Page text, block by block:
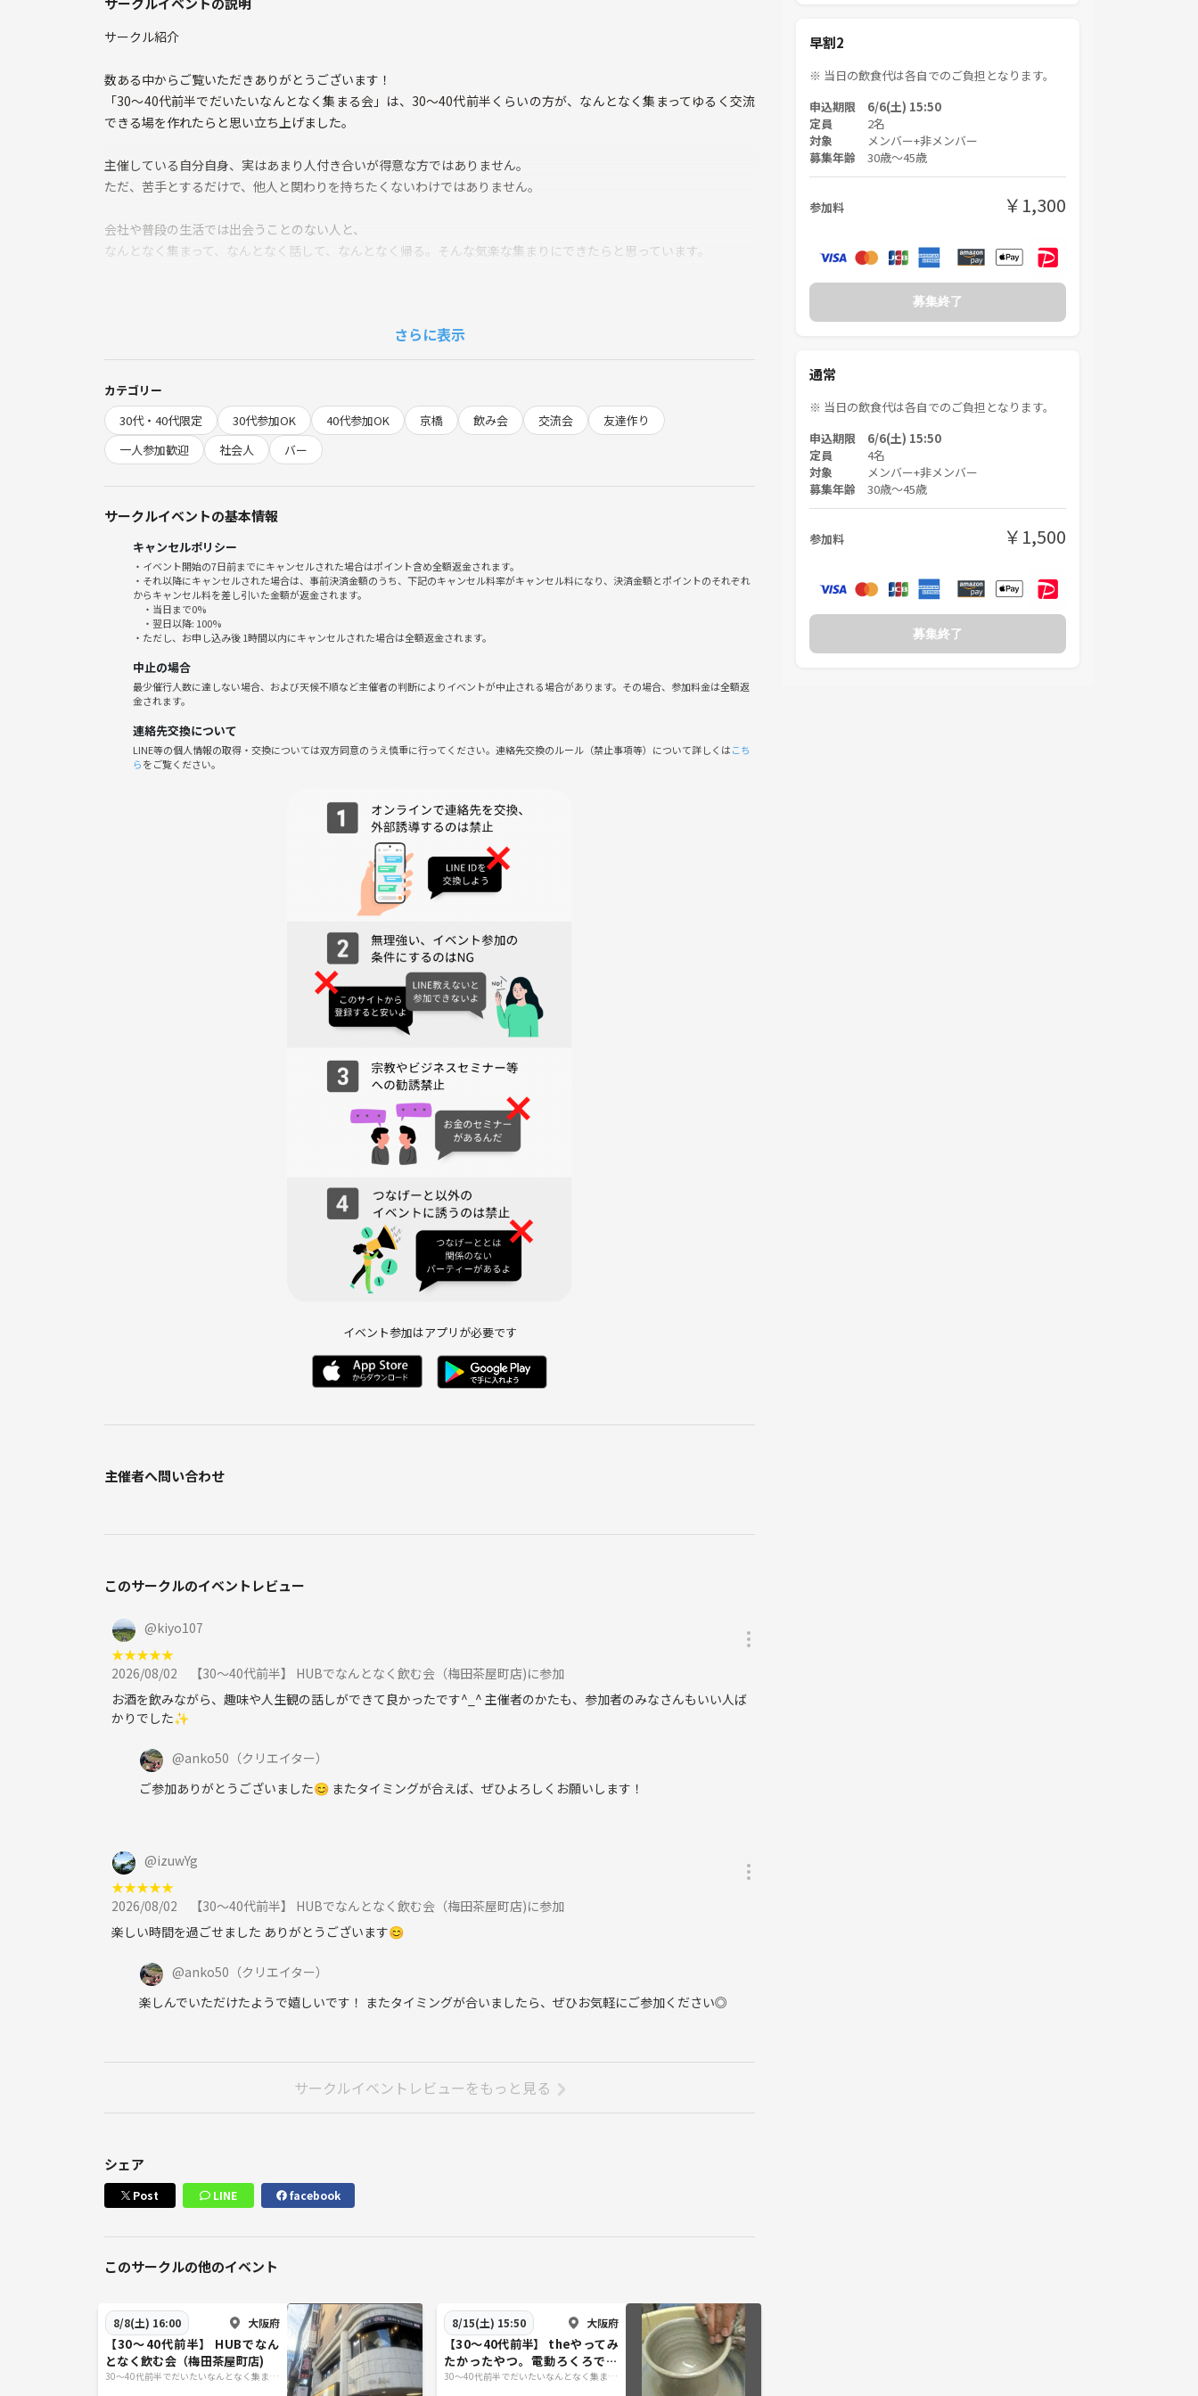
サークル紹介
数ある中からご覧いただきありがとうございます！
「30〜40代前半でだいたいなんとなく集まる会」は、30〜40代前半くらいの方が、なんとなく集まってゆるく交流
できる場を作れたらと思い立ち上げました。
主催している自分自身、実はあまり人付き合いが得意な方ではありません。
ただ、苦手とするだけで、他人と関わりを持ちたくないわけではありません。
会社や普段の生活では出会うことのない人と、
なんとなく集まって、なんとなく話して、なんとなく帰る。そんな気楽な集まりにできたらと思っています。
今回はHUB京阪京橋店で
ゆるく集まって飲んだり話したりする会です。
気軽に話せる雰囲気でできたらと思っています。
一人参加の方も歓迎です。
なお、16:00〜19:00まではハッピーアワーの時間帯なので、いつもよりお得に飲めます◎
イベント詳細
《日時》
2026年6月6日（土）
16:00〜17:30
《集合》
お店の前 15:55〜
※できるだけ気楽に参加しやすい会にしたいため、「男性1人だけ」「女性1人だけ」のような状態になった場合は、
人数調整、または開催を見送らせていただく場合があります。
以下の場合参加をお断り、または今後の参加をお断り致します。
・当サークルに相応しくないと判断した場合
😊参加した全ての方に
さらに表示
カテゴリー
30代・40代限定
30代参加OK 40代参加OK 京橋 飲み会 交流会
友達作り
一人参加歓迎
社会人 バー
サークルイベントの基本情報
キャンセルポリシー
・イベント開始の7日前までにキャンセルされた場合はポイント含め全額返金されます。
・それ以降にキャンセルされた場合は、事前決済金額のうち、下記のキャンセル料率がキャンセル料になり、決済金額とポイントのそれぞれ
からキャンセル料を差し引いた金額が返金されます。
・当日まで0%
・翌日以降: 100%
・ただし、お申し込み後 1時間以内にキャンセルされた場合は全額返金されます。
中止の場合
最少催行人数に達しない場合、および天候不順など主催者の判断によりイベントが中止される場合があります。その場合、参加料金は全額返
金されます。
連絡先交換について
LINE等の個人情報の取得・交換については双方同意のうえ慎重に行ってください。連絡先交換のルール（禁止事項等）について詳しくはこち
らをご覧ください。
イベント参加はアプリが必要です
主催者へ問い合わせ
このサークルのイベントレビュー
@kiyo107
★★★★★
2026/08/02
【30〜40代前半】 HUBでなんとなく飲む会（梅田茶屋町店)に参加
お酒を飲みながら、趣味や人生観の話しができて良かったです^_^ 主催者のかたも、参加者のみなさんもいい人ば
かりでした✨
@anko50 （クリエイター）
ご参加ありがとうございました😊 またタイミングが合えば、ぜひよろしくお願いします！
@izuwYg
★★★★★
2026/08/02
【30〜40代前半】 HUBでなんとなく飲む会（梅田茶屋町店)に参加
楽しい時間を過ごせました ありがとうございます😊
@anko50 （クリエイター）
楽しんでいただけたようで嬉しいです！ またタイミングが合いましたら、ぜひお気軽にご参加ください◎
サークルイベントレビューをもっと見る
シェア
Post LINE facebook
このサークルの他のイベント
8/8(土) 16:00 大阪府
【30〜40代前半】 HUBでなん
となく飲む会（梅田茶屋町店)
30〜40代前半でだいたいなんとなく集まる
8/15(土) 15:50 大阪府
【30〜40代前半】 theやってみ
たかったやつ。電動ろくろで陶
芸する会（天王寺）
30〜40代前半でだいたいなんとなく集まる
早割2
※ 当日の飲食代は各自でのご負担となります。
申込期限 6/6(土) 15:50
定員 2名
対象
メンバー+非メンバー
募集年齢 30歳〜45歳
参加料 ￥1,300
募集終了
通常
※ 当日の飲食代は各自でのご負担となります。
申込期限 6/6(土) 15:50
定員 4名
対象 メンバー+非メンバー
募集年齢 30歳〜45歳
参加料 ￥1,500
募集終了